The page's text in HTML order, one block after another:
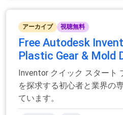
アーカイブ 視聴無料
Free Autodesk
Plastic Gear & Mold
Inventor クイック スタート
を探求する初心者と業界の
ています。